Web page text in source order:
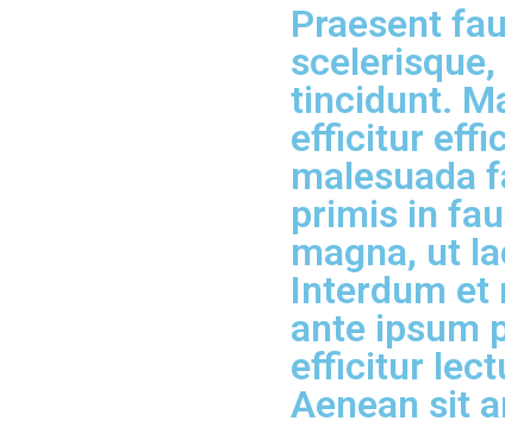
Praesent
tincidunt.
efficitur
malesuada
primis in
magna, ut
Interdum et
ante ipsum
efficitur
Aenean sit